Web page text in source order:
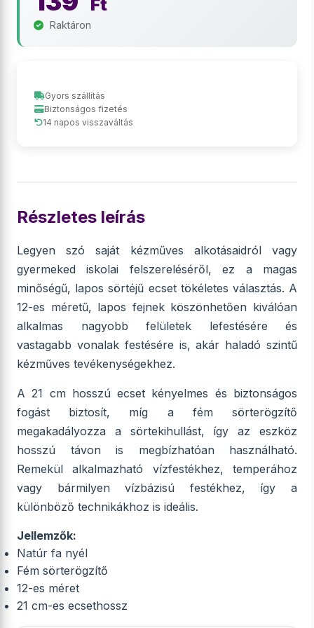
Ft
Raktáron
Gyors szállítás
Biztonságos fizetés
14 napos visszaváltás
Részletes leírás
Legyen szó saját kézműves alkotásaidról vagy
gyermeked iskolai felszereléséről, ez a magas
minőségű, lapos sörtéjű ecset tökéletes választás. A
12-es méretű, lapos fejnek köszönhetően kiválóan
alkalmas nagyobb felületek lefestésére és
vastagabb vonalak festésére is, akár haladó szintű
kézműves tevékenységekhez.
A 21 cm hosszú ecset kényelmes és biztonságos
fogást biztosít, míg a fém sörterögzítő
megakadályozza a sörtekihullást, így az eszköz
hosszú távon is megbízhatóan használható.
Remekül alkalmazható vízfestékhez, temperához
vagy bármilyen vízbázisú festékhez, így a
különböző technikákhoz is ideális.
Jellemzők:
Natúr fa nyél
Fém sörterögzítő
12-es méret
21 cm-es ecsethossz